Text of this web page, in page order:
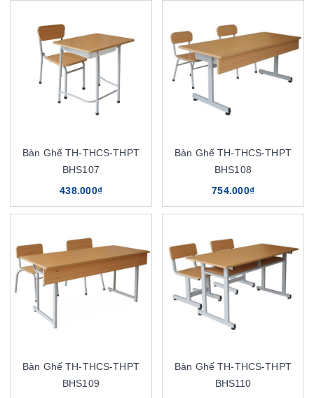
Bàn Ghế TH-THCS-THPT
BHS107
438.000₫
Bàn Ghế TH-THCS-THPT
BHS108
754.000₫
Bàn Ghế TH-THCS-THPT
BHS109
Bàn Ghế TH-THCS-THPT
BHS110